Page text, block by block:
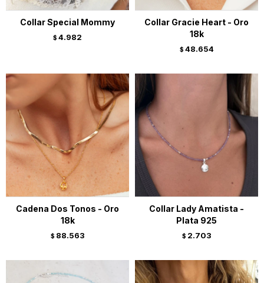
Collar Special Mommy
$ 4.982
Collar Gracie Heart - Oro
18k
$ 48.654
Cadena Dos Tonos - Oro
18k
$ 88.563
Collar Lady Amatista -
Plata 925
$ 2.703